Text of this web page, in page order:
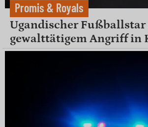
Promis & Royals
Ugandischer
gewalttätigem Angriff in